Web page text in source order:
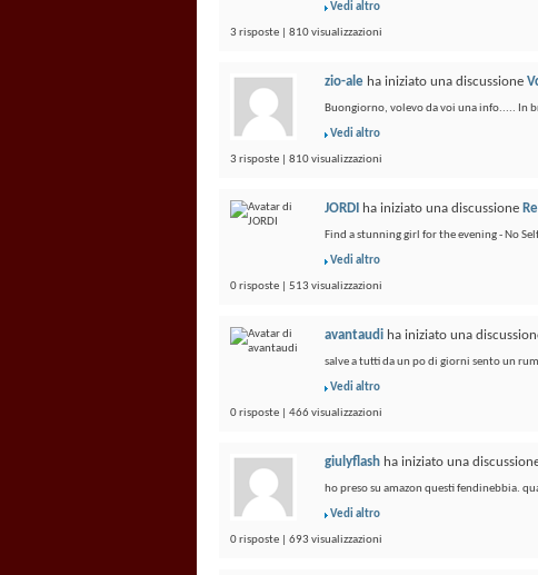
Vedi altro
3 risposte | 810 visualizzazioni
zio-ale ha iniziato una discussione
Buongiorno, volevo da voi una info..... In
Vedi altro
3 risposte | 810 visualizzazioni
JORDI ha iniziato una discussione
Find a stunning girl for the evening - No
Vedi altro
0 risposte | 513 visualizzazioni
avantaudi ha iniziato una
salve a tutti da un po di giorni sento un
Vedi altro
0 risposte | 466 visualizzazioni
giulyflash ha iniziato una
ho preso su amazon questi fendinebbia.
Vedi altro
0 risposte | 693 visualizzazioni